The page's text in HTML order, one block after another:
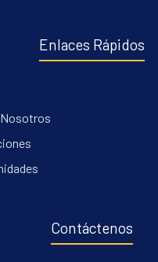
Enlaces Rápidos
Contáctenos